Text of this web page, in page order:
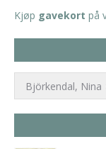
Kjøp gavekort på
Björkendal, Nina